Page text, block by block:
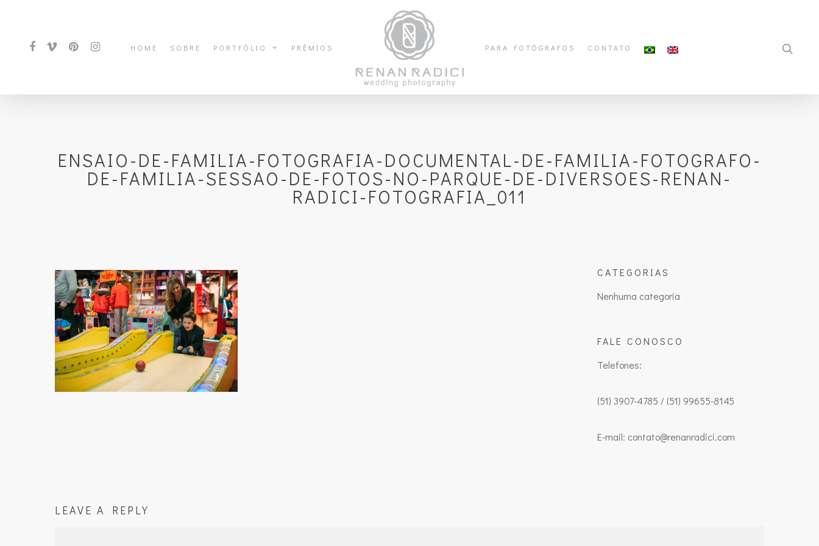
HOME SOBRE PORTFÓLIO PRÊMIOS PARA FOTÓGRAFOS CONTATO
ENSAIO-DE-FAMILIA-FOTOGRAFIA-DOCUMENTAL-DE-FAMILIA-FOTOGRAFO-
DE-FAMILIA-SESSAO-DE-FOTOS-NO-PARQUE-DE-DIVERSOES-RENAN-
RADICI-FOTOGRAFIA_011
CATEGORIAS
Nenhuma categoria
FALE CONOSCO
Telefones:
(51) 3907-4785 / (51) 99655-8145
E-mail: contato@renanradici.com
LEAVE A REPLY